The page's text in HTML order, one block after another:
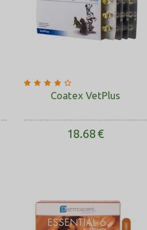
Coatex VetPlus
18.68€